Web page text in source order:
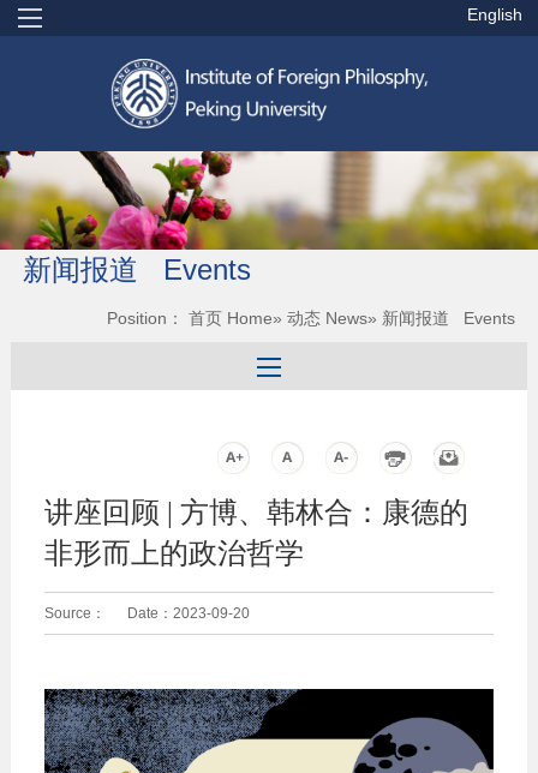
English
新闻报道 Events
Position：首页 Home»动态 News» 新闻报道 Events
讲座回顾 | 方博、韩林合：康德的
非形而上的政治哲学
Source： Date： 2023-09-20